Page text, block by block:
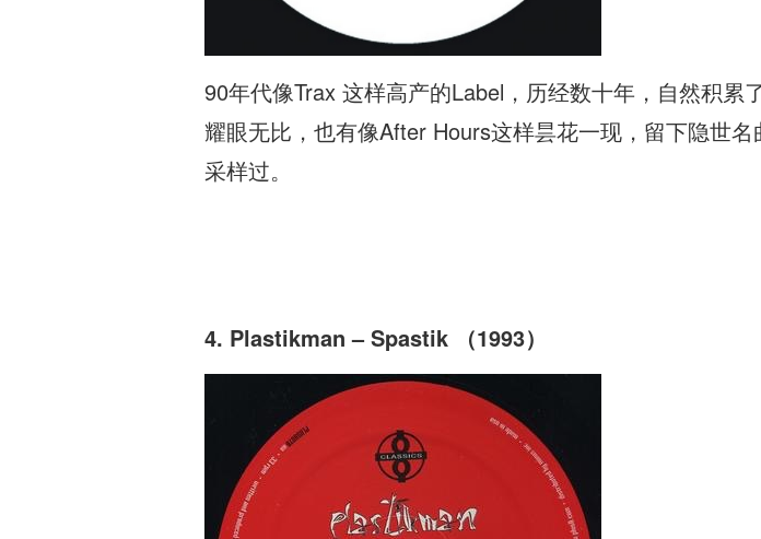
90年代像Trax 这样高产的Label，历经数十年，自然积
耀眼无比，也有像After Hours这样昙花一现，留下隐世
采样过。
4. Plastikman – Spastik （1993）